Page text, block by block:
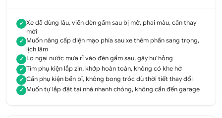
Tư vấn - Hỗ trợ sản phẩm
0707 070 809
Địa chỉ:52 - 58 Đường số 1, P.Bình Trị Đông B,
Q.Bình Tân, Tp.HCM
51 - 55 Đường số 7, P.An Lạc A, Q.Bình Tân, Tp.HCM
✓ Xe đã dùng lâu, viền đèn gầm sau bị mờ, phai màu, cần thay
mới
✓ Muốn nâng cấp diện mạo phía sau xe thêm phần sang trọng,
lịch lãm
✓ Lo ngại nước mưa rỉ vào đèn gầm sau, gây hư hỏng
✓ Tìm phụ kiện lắp zin, khớp hoàn toàn, không có khe hở
✓ Cần phụ kiện bền bỉ, không bong tróc dù thời tiết thay đổi
✓ Muốn tự lắp đặt tại nhà nhanh chóng, không cần đến garage